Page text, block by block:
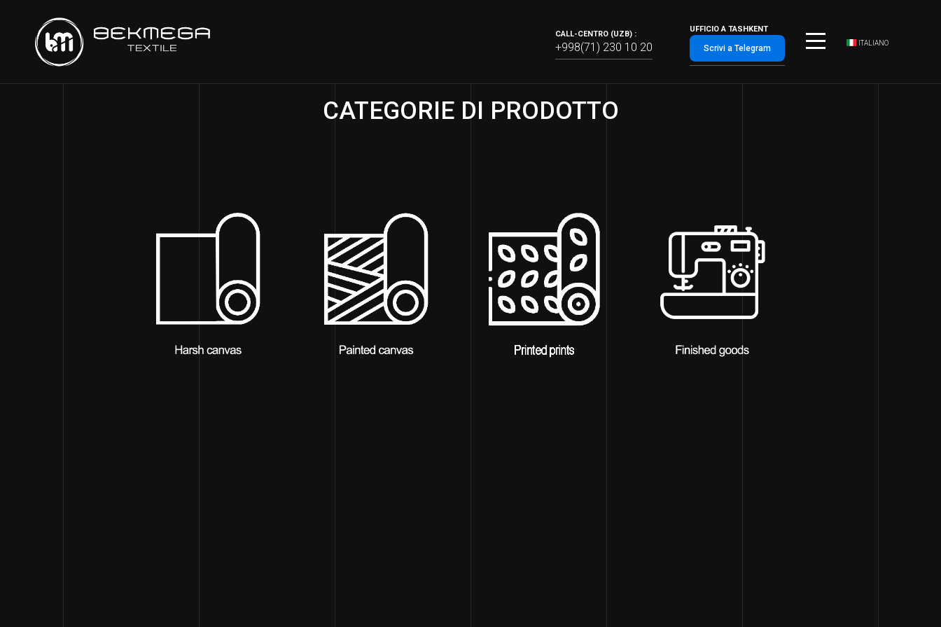
ITALIANO
CALL-CENTRO (UZB) :
+998(71) 230 10 20
UFFICIO A TASHKENT
Scrivi a Telegram
CATEGORIE DI PRODOTTO